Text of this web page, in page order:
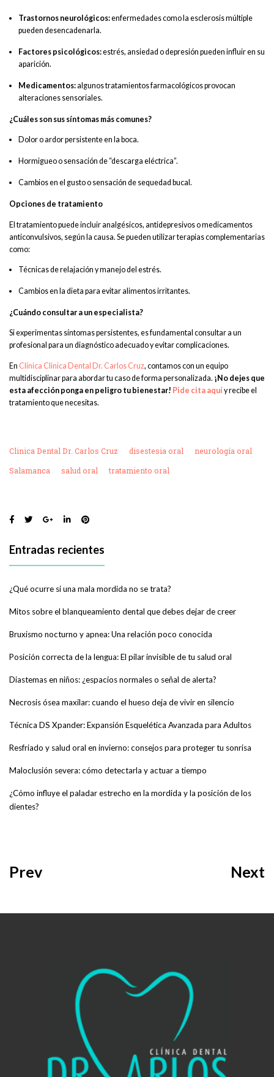
Trastornos neurológicos:enfermedades como la esclerosis múltiple
pueden desencadenarla.
Factores psicológicos:estrés, ansiedad o depresión pueden influir en su
aparición.
Medicamentos:algunos tratamientos farmacológicos provocan
alteraciones sensoriales.
¿Cuáles son sus síntomas más comunes?
Dolor o ardor persistente en la boca.
Hormigueo o sensación de “descarga eléctrica”.
Cambios en el gusto o sensación de sequedad bucal.
Opciones de tratamiento
El tratamiento puede incluir analgésicos, antidepresivos o medicamentos
anticonvulsivos, según la causa. Se pueden utilizar terapias complementarias
como:
Técnicas de relajación y manejo del estrés.
Cambios en la dieta para evitar alimentos irritantes.
¿Cuándo consultar a un especialista?
Si experimentas síntomas persistentes, es fundamental consultar a un
profesional para un diagnóstico adecuado y evitar complicaciones.
En Clínica Clinica Dental Dr. Carlos Cruz, contamos con un equipo
multidisciplinar para abordar tu caso de forma personalizada. ¡No dejes que
esta afección ponga en peligro tu bienestar! Pide cita aquíy recibe el
tratamiento que necesitas.
Clinica Dental Dr. Carlos Cruz disestesia oral
neurología oral
Salamanca
salud oral tratamiento oral
Entradas recientes
¿Qué ocurre si una mala mordida no se trata?
Mitos sobre el blanqueamiento dental que debes dejar de creer
Bruxismo nocturno y apnea: Una relación poco conocida
Posición correcta de la lengua: El pilar invisible de tu salud oral
Diastemas en niños: ¿espacios normales o señal de alerta?
Necrosis ósea maxilar: cuando el hueso deja de vivir en silencio
Técnica DS Xpander: Expansión Esquelética Avanzada para Adultos
Resfriado y salud oral en invierno: consejos para proteger tu sonrisa
Maloclusión severa: cómo detectarla y actuar a tiempo
¿Cómo influye el paladar estrecho en la mordida y la posición de los
dientes?
Prev Next